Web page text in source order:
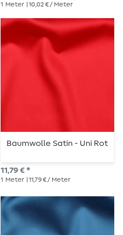
1 Meter | 10,02 € / Meter
Baumwolle Satin - Uni Rot
11,79 € *
1 Meter | 11,79 € / Meter